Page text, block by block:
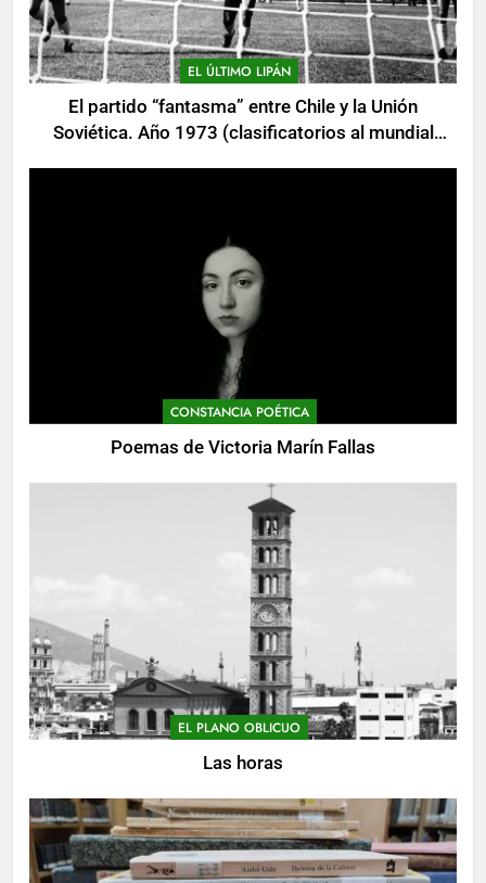
EL ÚLTIMO LIPÁN
El partido “fantasma” entre Chile y la Unión
Soviética. Año 1973 (clasificatorios al mundial
CONSTANCIA POÉTICA
Poemas de Victoria Marín Fallas
EL PLANO OBLICUO
Las horas